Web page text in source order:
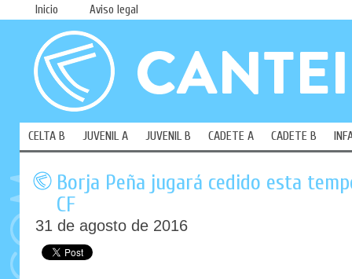
Inicio Aviso legal
CELTA B JUVENIL A JUVENIL B CADETE A CADETE B
Borja Peña jugará cedido esta
CF
31 de agosto de 2016